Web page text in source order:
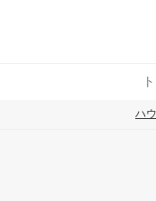
ハ